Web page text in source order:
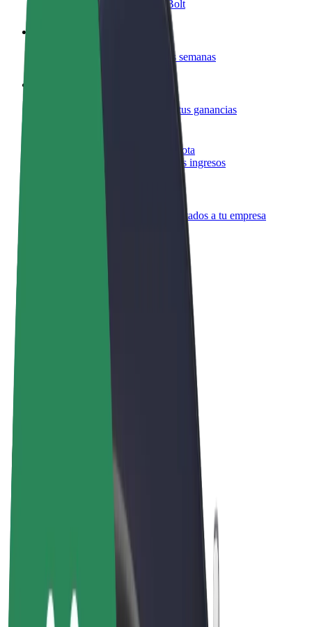
Gana dinero colaborando con Bolt
Repartí comida y cobrá todas las semanas
Llegá a más clientes y maximizá tus ganancias
Registrarse como propietario de flota
Añadí tu flota a Bolt y potenciá tus ingresos
Productos y servicios de Bolt adaptados a tu empresa
Bolt para empresas
Bolt Plus
Colabora con Bolt